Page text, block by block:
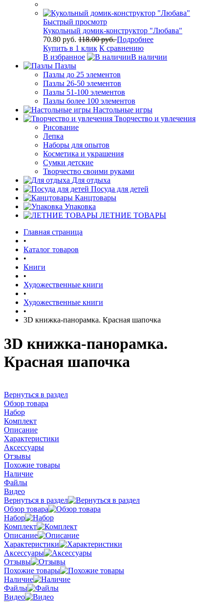
Быстрый просмотр
Кукольный домик-конструктор "Любава"
70.80 руб. 118.00 руб.Подробнее
Купить в 1 клик К сравнению
В избранное
В наличии
Пазлы
Пазлы до 25 элементов
Пазлы 26-50 элементов
Пазлы 51-100 элементов
Пазлы более 100 элементов
Настольные игры
Творчество и увлечения
Рисование
Лепка
Наборы для опытов
Косметика и украшения
Сумки детские
Творчество своими руками
Для отдыха
Посуда для детей
Канцтовары
Упаковка
ЛЕТНИЕ ТОВАРЫ
Главная страница
•
Каталог товаров
•
Книги
•
Художественные книги
•
Художественные книги
•
3D книжка-панорамка. Красная шапочка
3D книжка-панорамка.
Красная шапочка
Вернуться в раздел
Обзор товара
Набор
Комплект
Описание
Характеристики
Аксессуары
Отзывы
Похожие товары
Наличие
Файлы
Видео
Вернуться в раздел
Обзор товара
Набор
Комплект
Описание
Характеристики
Аксессуары
Отзывы
Похожие товары
Наличие
Файлы
Видео